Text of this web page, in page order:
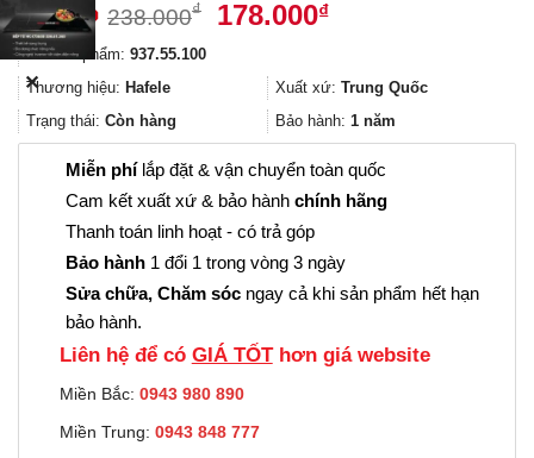
238.000₫
Giá
238.000₫.
178.000₫Giá
là:
178.000₫.
Mã sản phẩm: 937.55.100
Thương hiệu: Hafele Xuất xứ: Trung Quốc
Trạng thái: Còn hàng Bảo hành: 1 năm
Miễn phílắp đặt & vận chuyển toàn quốc
Cam kết xuất xứ & bảo hành chính hãng
Thanh toán linh hoạt - có trả góp
Bảo hành 1 đổi 1 trong vòng 3 ngày
Sửa chữa, Chăm sóc ngay cả khi sản phẩm hết hạn
bảo hành.
Liên hệ để có GIÁ TỐThơn giá website
Miền Bắc: 0943 980 890
Miền Trung: 0943 848 777
✕